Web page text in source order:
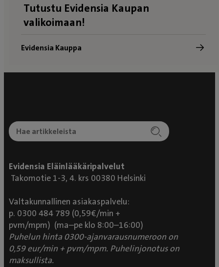
Tutustu Evidensia Kaupan
valikoimaan!
Evidensia Kauppa
Evidensia Eläinlääkäripalvelut
Takomotie 1-3, 4. krs 00380 Helsinki
Valtakunnallinen asiakaspalvelu:
p. 0300 484 789 (0,59€/min +
pvm/mpm) (ma–pe klo 8:00–16:00)
Puhelun hinta 0300-ajanvarausnumeroon on
0,59 eur/min + pvm/mpm. Puhelinjonotus on
maksullista.